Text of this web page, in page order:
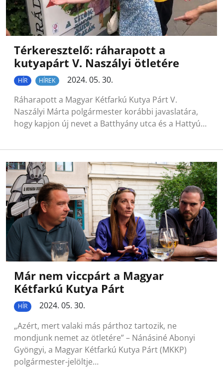
Térkeresztelő: ráharapott a
kutyapárt V. Naszályi ötletére
HÍR HÍREK
2024. 05. 30.
Ráharapott a Magyar Kétfarkú Kutya Párt V.
Naszályi Márta polgármester korábbi javaslatára,
hogy kapjon új nevet a Batthyány utca és a Hattyú…
Már nem viccpárt a Magyar
Kétfarkú Kutya Párt
HÍR
2024. 05. 30.
„Azért, mert valaki más párthoz tartozik, ne
mondjunk nemet az ötletére” – Nánásiné Abonyi
Gyöngyi, a Magyar Kétfarkú Kutya Párt (MKKP)
polgármester-jelöltje…